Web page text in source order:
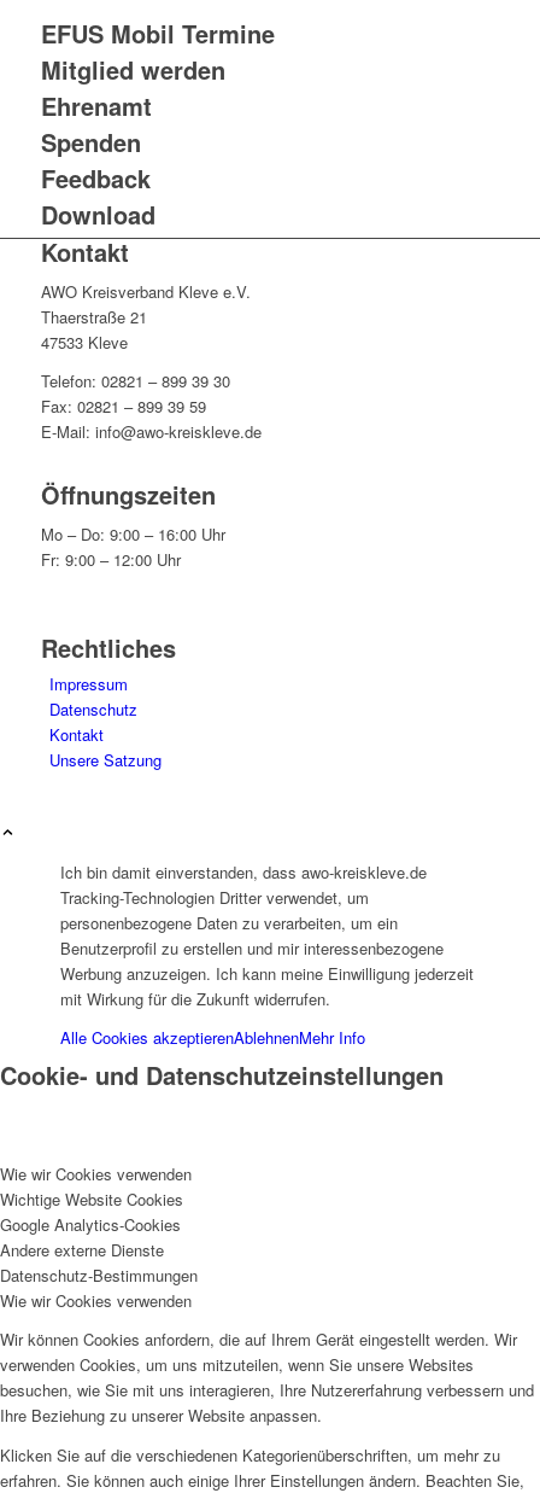
Arbeitsbereiche
EFUS Mobil Termine
Mitglied werden
Ehrenamt
Spenden
Feedback
Download
Kontakt
AWO Kreisverband Kleve e.V.
Thaerstraße 21
47533 Kleve
Telefon: 02821 – 899 39 30
Fax: 02821 – 899 39 59
E-Mail: info@awo-kreiskleve.de
Öffnungszeiten
Mo – Do: 9:00 – 16:00 Uhr
Fr: 9:00 – 12:00 Uhr
Rechtliches
Impressum
Datenschutz
Kontakt
Unsere Satzung
Ich bin damit einverstanden, dass awo-kreiskleve.de
Tracking-Technologien Dritter verwendet, um
personenbezogene Daten zu verarbeiten, um ein
Benutzerprofil zu erstellen und mir interessenbezogene
Werbung anzuzeigen. Ich kann meine Einwilligung jederzeit
mit Wirkung für die Zukunft widerrufen.
Alle Cookies akzeptierenAblehnenMehr Info
Cookie- und Datenschutzeinstellungen
Wie wir Cookies verwenden
Wichtige Website Cookies
Google Analytics-Cookies
Andere externe Dienste
Datenschutz-Bestimmungen
Wie wir Cookies verwenden
Wir können Cookies anfordern, die auf Ihrem Gerät eingestellt werden. Wir
verwenden Cookies, um uns mitzuteilen, wenn Sie unsere Websites
besuchen, wie Sie mit uns interagieren, Ihre Nutzererfahrung verbessern und
Ihre Beziehung zu unserer Website anpassen.
Klicken Sie auf die verschiedenen Kategorienüberschriften, um mehr zu
erfahren. Sie können auch einige Ihrer Einstellungen ändern. Beachten Sie,